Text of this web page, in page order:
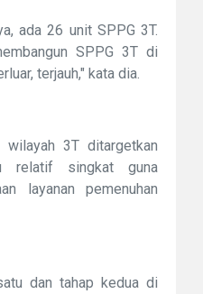
ada 26 unit SPPG 3T.
SPPG 3T di
terjauh," kata dia.
wilayah 3T ditargetkan
relatif singkat guna
layanan pemenuhan
dan tahap kedua di